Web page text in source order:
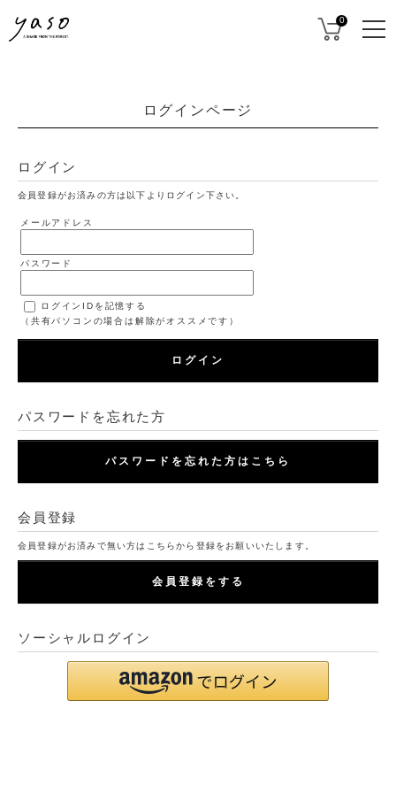
0
ログインページ
ログイン
会員登録がお済みの方は以下よりログイン下さい。
メールアドレス
パスワード
ログインIDを記憶する
（共有パソコンの場合は解除がオススメです）
ログイン
パスワードを忘れた方
パスワードを忘れた方はこちら
会員登録
会員登録がお済みで無い方はこちらから登録をお願いいたします。
会員登録をする
ソーシャルログイン